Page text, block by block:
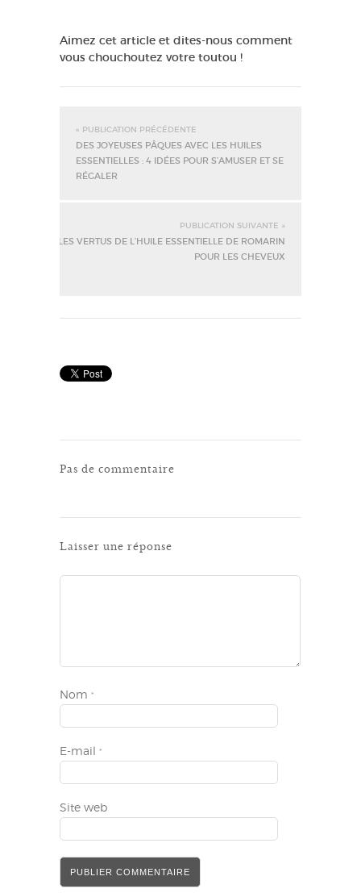
Aimez cet article et dites-nous comment
vous chouchoutez votre toutou !
« PUBLICATION PRÉCÉDENTE
DES JOYEUSES PÂQUES AVEC LES HUILES
ESSENTIELLES : 4 IDÉES POUR S’AMUSER ET SE
RÉGALER
PUBLICATION SUIVANTE »
LES VERTUS DE L’HUILE ESSENTIELLE DE ROMARIN
POUR LES CHEVEUX
Pas de commentaire
Laisser une réponse
Nom *
E-mail *
Site web